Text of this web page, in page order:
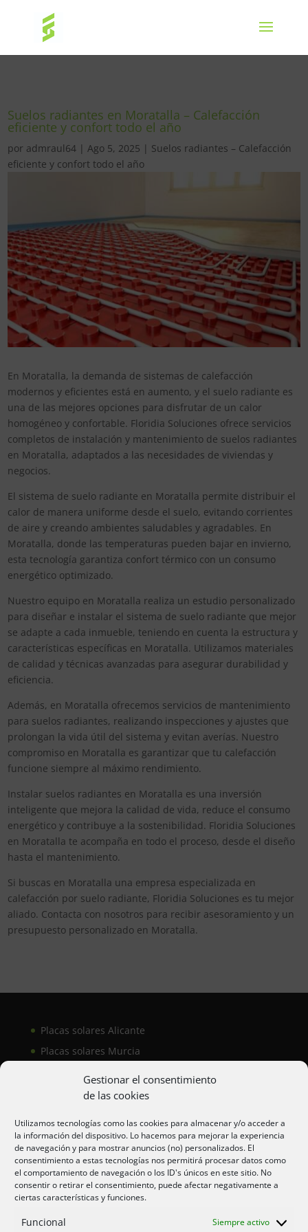
Gestionar el consentimiento
de las cookies
Utilizamos tecnologías como las cookies para almacenar y/o acceder a
la información del dispositivo. Lo hacemos para mejorar la experiencia
de navegación y para mostrar anuncios (no) personalizados. El
consentimiento a estas tecnologías nos permitirá procesar datos como
el comportamiento de navegación o los ID's únicos en este sitio. No
consentir o retirar el consentimiento, puede afectar negativamente a
ciertas características y funciones.
Funcional Siempre activo
Suelos radiantes en Moratalla – Calefacción
eficiente y confort todo el año
por admraul64 |Ago 5, 2025 | Suelos radiantes – Calefacción
eficiente y confort todo el año
En Moratalla, la demanda de sistemas de calefacción
modernos y eficientes está en aumento, y el suelo radiante es
una de las mejores opciones para disfrutar de un calor
homogéneo y confortable. Floridia Soluciones ofrece servicios
completos de instalación y mantenimiento de suelos radiantes
en Moratalla, adaptados a las necesidades de viviendas y
negocios.
El sistema de suelo radiante en Moratalla permite distribuir el
calor de manera uniforme desde el suelo, evitando corrientes
de aire y creando ambientes saludables y agradables. En
Moratalla, donde las temperaturas pueden bajar en invierno,
esta tecnología garantiza confort térmico con un consumo
energético optimizado.
Nuestro equipo en Moratalla realiza un estudio personalizado
para diseñar e instalar el sistema de suelo radiante que mejor
se adapte a cada inmueble, teniendo en cuenta la estructura y
características específicas en Moratalla. Utilizamos materiales
de calidad y técnicas avanzadas para asegurar durabilidad y
eficiencia.
Además, en Moratalla ofrecemos servicios de mantenimiento
para suelos radiantes, realizando inspecciones y ajustes que
prolongan la vida útil del sistema y evitan averías. Nuestro
compromiso en Moratalla es garantizar que tu calefacción
funcione siempre al máximo rendimiento.
Instalar suelos radiantes en Moratalla es una inversión
inteligente que mejora la calidad de vida, reduce el consumo
energético y contribuye a la sostenibilidad. Floridia Soluciones
en Moratalla te acompaña en todo el proceso, desde el diseño
hasta el mantenimiento.
Si buscas en Moratalla una empresa especializada en
calefacción por suelo radiante, Floridia Soluciones es tu mejor
aliado. Contacta con nosotros para recibir asesoramiento y un
presupuesto personalizado en Moratalla.
Placas solares Alicante
Placas solares Murcia
Aire acondicionado Alicante
Aire acondicionador Murcia
Aire acondicionado San Juan